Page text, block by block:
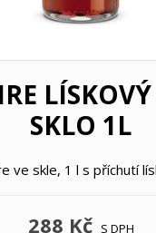
SKLO 1L
ve skle, 1 l s příchutí
288 Kč S DPH